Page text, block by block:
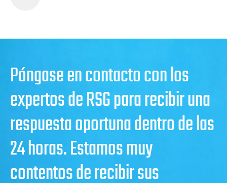
Póngase en contacto con los
expertos de RSG para recibir una
respuesta oportuna dentro de las
24 horas. Estamos muy
contentos de recibir sus